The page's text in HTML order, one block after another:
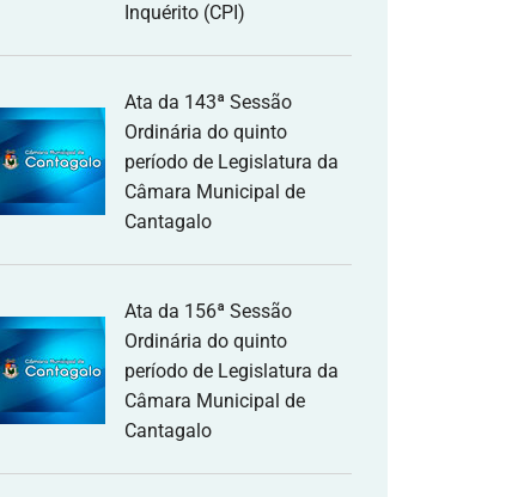
Inquérito (CPI)
Ata da 143ª Sessão
Ordinária do quinto
período de Legislatura da
Câmara Municipal de
Cantagalo
Ata da 156ª Sessão
Ordinária do quinto
período de Legislatura da
Câmara Municipal de
Cantagalo